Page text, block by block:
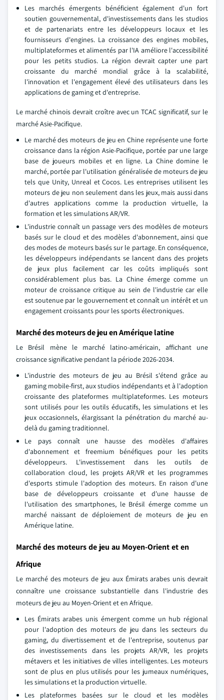
Les marchés émergents bénéficient également d'un fort
soutien gouvernemental, d'investissements dans les studios
et de partenariats entre les développeurs locaux et les
fournisseurs d'engines. La croissance des engines mobiles,
multiplateformes et alimentés par l'IA améliore l'accessibilité
pour les petits studios. La région devrait capter une part
croissante du marché mondial grâce à la scalabilité,
l'innovation et l'engagement élevé des utilisateurs dans les
applications de gaming et d'entreprise.
Le marché chinois devrait croître avec un TCAC significatif, sur le
marché Asie-Pacifique.
Le marché des moteurs de jeu en Chine représente une forte
croissance dans la région Asie-Pacifique, portée par une large
base de joueurs mobiles et en ligne. La Chine domine le
marché, portée par l'utilisation généralisée de moteurs de jeu
tels que Unity, Unreal et Cocos. Les entreprises utilisent les
moteurs de jeu non seulement dans les jeux, mais aussi dans
d'autres applications comme la production virtuelle, la
formation et les simulations AR/VR.
L'industrie connaît un passage vers des modèles de moteurs
basés sur le cloud et des modèles d'abonnement, ainsi que
des modes de moteurs basés sur le partage. En conséquence,
les développeurs indépendants se lancent dans des projets
de jeux plus facilement car les coûts impliqués sont
considérablement plus bas. La Chine émerge comme un
moteur de croissance critique au sein de l'industrie car elle
est soutenue par le gouvernement et connaît un intérêt et un
engagement croissants pour les sports électroniques.
Marché des moteurs de jeu en Amérique latine
Le Brésil mène le marché latino-américain, affichant une
croissance significative pendant la période 2026-2034.
L'industrie des moteurs de jeu au Brésil s'étend grâce au
gaming mobile-first, aux studios indépendants et à l'adoption
croissante des plateformes multiplateformes. Les moteurs
sont utilisés pour les outils éducatifs, les simulations et les
jeux occasionnels, élargissant la pénétration du marché au-
delà du gaming traditionnel.
Le pays connaît une hausse des modèles d'affaires
d'abonnement et freemium bénéfiques pour les petits
développeurs. L'investissement dans les outils de
collaboration cloud, les projets AR/VR et les programmes
d'esports stimule l'adoption des moteurs. En raison d'une
base de développeurs croissante et d'une hausse de
l'utilisation des smartphones, le Brésil émerge comme un
marché naissant de déploiement de moteurs de jeu en
Amérique latine.
Marché des moteurs de jeu au Moyen-Orient et en
Afrique
Le marché des moteurs de jeu aux Émirats arabes unis devrait
connaître une croissance substantielle dans l'industrie des
moteurs de jeu au Moyen-Orient et en Afrique.
Les Émirats arabes unis émergent comme un hub régional
pour l'adoption des moteurs de jeu dans les secteurs du
gaming, du divertissement et de l'entreprise, soutenus par
des investissements dans les projets AR/VR, les projets
métavers et les initiatives de villes intelligentes. Les moteurs
sont de plus en plus utilisés pour les jumeaux numériques,
les simulations et la production virtuelle.
Les plateformes basées sur le cloud et les modèles